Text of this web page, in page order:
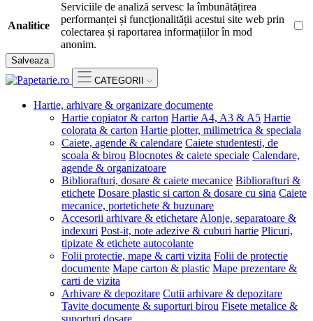
Analitice
Serviciile de analiză servesc la îmbunătățirea
performanței și funcționalității acestui site web prin
colectarea și raportarea informațiilor în mod
anonim.
Salveaza
CATEGORII
Hartie, arhivare & organizare documente
Hartie copiator & carton Hartie A4, A3 & A5 Hartie
colorata & carton Hartie plotter, milimetrica & speciala
Caiete, agende & calendare Caiete studentesti, de
scoala & birou Blocnotes & caiete speciale Calendare,
agende & organizatoare
Bibliorafturi, dosare & caiete mecanice Bibliorafturi &
etichete Dosare plastic si carton & dosare cu sina Caiete
mecanice, portetichete & buzunare
Accesorii arhivare & etichetare Alonje, separatoare &
indexuri Post-it, note adezive & cuburi hartie Plicuri,
tipizate & etichete autocolante
Folii protectie, mape & carti vizita Folii de protectie
documente Mape carton & plastic Mape prezentare &
carti de vizita
Arhivare & depozitare Cutii arhivare & depozitare
Tavite documente & suporturi birou Fisete metalice &
suporturi dosare